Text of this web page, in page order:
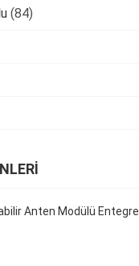
(84)
Anten Modülü Entegre